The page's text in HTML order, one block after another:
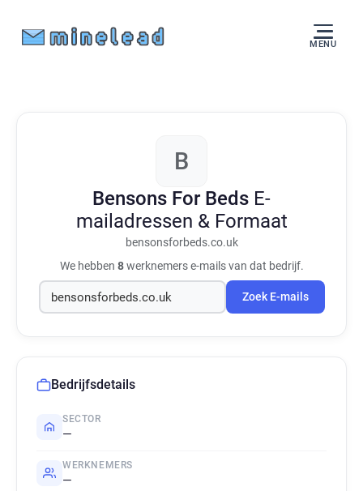
MENU
B
Bensons For Beds E-
mailadressen & Formaat
bensonsforbeds.co.uk
We hebben 8werknemers e-mails van dat bedrijf.
Zoek E-mails
Bedrijfsdetails
SECTOR
—
WERKNEMERS
—